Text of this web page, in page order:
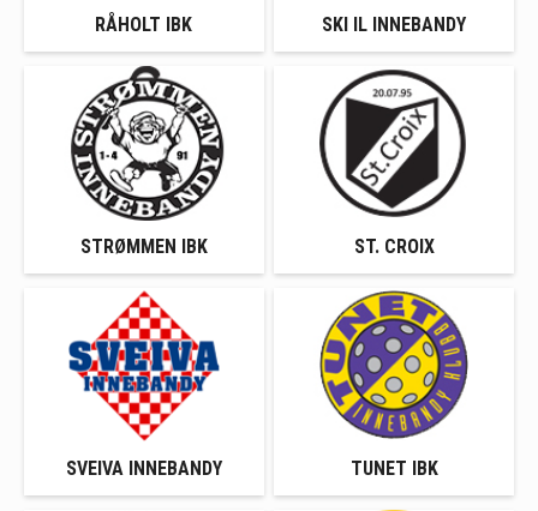
RÅHOLT IBK SKI IL INNEBANDY
STRØMMEN IBK ST. CROIX
SVEIVA INNEBANDY TUNET IBK